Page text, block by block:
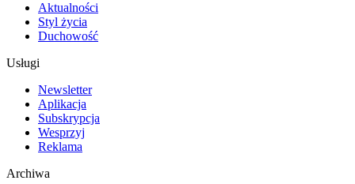
Aktualności
Styl życia
Duchowość
Usługi
Newsletter
Aplikacja
Subskrypcja
Wesprzyj
Reklama
Archiwa